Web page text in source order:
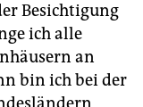
Besichtigung
ich alle
an
bin ich bei der